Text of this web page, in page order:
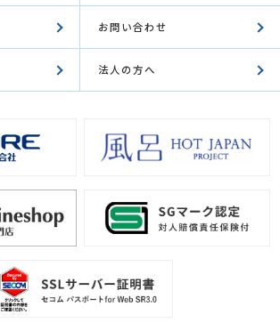
お問い合わせ
法人の方へ